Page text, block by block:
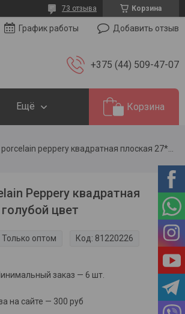
Корзина
73 отзыва
График работы Добавить отзыв
+375 (44) 509-47-07
Ещё Корзина
Тарелка rak porcelain peppery квадратная плоская 27*27 см, голубой цвет
Peppery квадратная
цвет
Только оптом Код: 81220226
заказ — 6 шт.
на сайте — 300 руб